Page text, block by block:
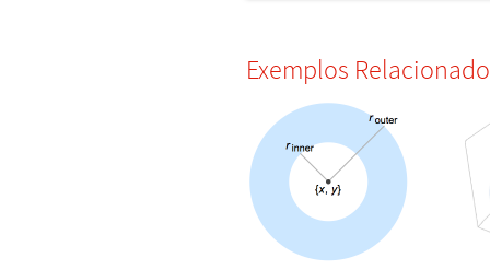
Exemplos